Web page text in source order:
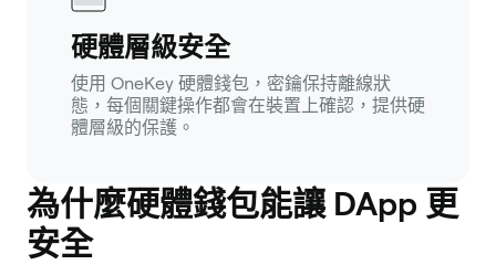
硬體層級安全
使用 OneKey 硬體錢包，密鑰保持離線狀
態，每個關鍵操作都會在裝置上確認，提供硬
體層級的保護。
為什麼硬體錢包能讓 DApp 更
安全